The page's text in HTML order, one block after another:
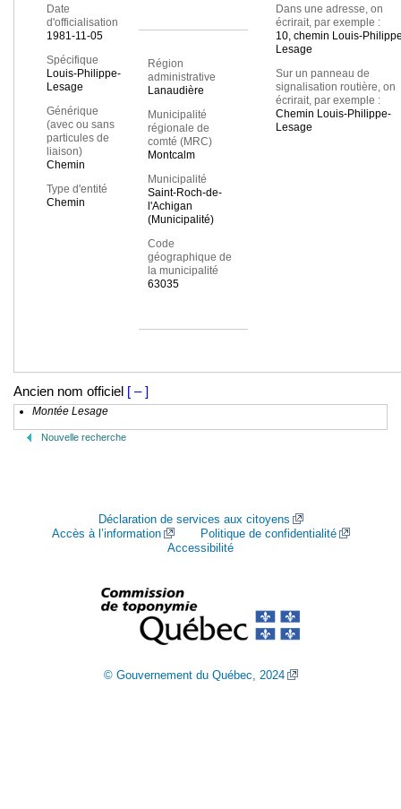
Date
d'officialisation
1981-11-05
Spécifique
Louis-Philippe-
Lesage
Générique
(avec ou sans
particules de
liaison)
Chemin
Type d'entité
Chemin
Région
administrative
Lanaudière
Municipalité
régionale de
comté (MRC)
Montcalm
Municipalité
Saint-Roch-de-
l'Achigan
(Municipalité)
Code
géographique de
la municipalité
63035
Dans une adresse, on
écrirait, par exemple :
10, chemin Louis-
Lesage
Sur un panneau de
signalisation routière, on
écrirait, par exemple :
Chemin Louis-Philippe-
Lesage
Ancien nom officiel [ – ]
Montée Lesage
Nouvelle recherche
Déclaration de services aux citoyens
Accès à l’information
Politique de confidentialité
Accessibilité
© Gouvernement du Québec, 2024